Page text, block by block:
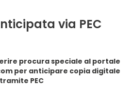
via PEC
procura speciale al portale
digitale
PEC